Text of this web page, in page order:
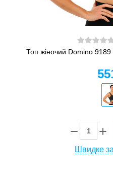
Топ жіночий Domino 9189
Швидке